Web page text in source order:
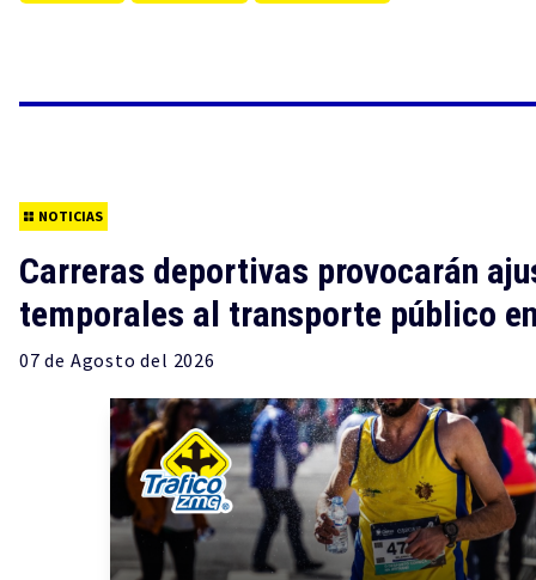
NOTICIAS
Carreras deportivas provocarán
temporales al transporte público
07 de Agosto del 2026